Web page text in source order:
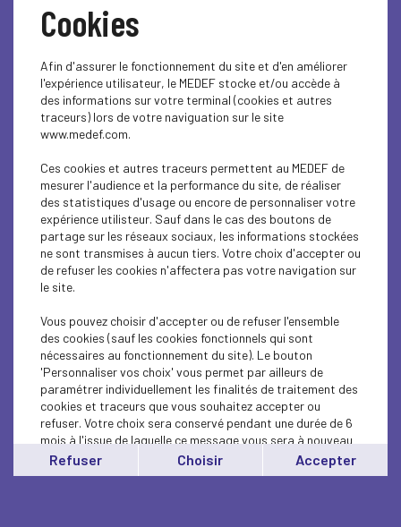
Être membre du Medef Loire,
c’est aussi vivre l’économie
locale
patronal : c’est intégrer une communauté d’entrepreneurs
et participer activement à la vie économique du territoire
grâce à une programmation riche tout au long de l’année :
Visites d’entreprises inspirantes
Rencontres convivialesentre dirigeants
Matinales d’information
économique, santé du dirigeant, etc.
Cycle annuel dédié à la santé du dirigeant
interventions de spécialistes, conférences sur le
bien-être et le développement personnel,
événements sportifs…
Un écosystème stimulant, pour prendre du recul, échanger
entre pairs et faire grandir votre entreprise autrement.
Cookies
Afin d'assurer le fonctionnement du site et d'en améliorer
l'expérience utilisateur, le MEDEF stocke et/ou accède à
des informations sur votre terminal (cookies et autres
traceurs) lors de votre naviguation sur le site
www.medef.com.
Ces cookies et autres traceurs permettent au MEDEF de
mesurer l'audience et la performance du site, de réaliser
des statistiques d'usage ou encore de personnaliser votre
expérience utilisteur. Sauf dans le cas des boutons de
partage sur les réseaux sociaux, les informations stockées
ne sont transmises à aucun tiers. Votre choix d'accepter ou
de refuser les cookies n'affectera pas votre navigation sur
le site.
Vous pouvez choisir d'accepter ou de refuser l'ensemble
des cookies (sauf les cookies fonctionnels qui sont
nécessaires au fonctionnement du site). Le bouton
'Personnaliser vos choix' vous permet par ailleurs de
paramétrer individuellement les finalités de traitement des
cookies et traceurs que vous souhaitez accepter ou
refuser. Votre choix sera conservé pendant une durée de 6
mois à l'issue de laquelle ce message vous sera à nouveau
affiché..
Vous pouvez modifier votre choix à tout moment en
Refuser Choisir Accepter